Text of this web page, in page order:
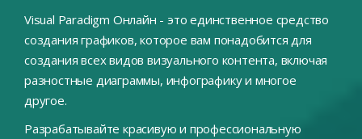
Visual Paradigm Онлайн - это единственное средство
создания графиков, которое вам понадобится для
создания всех видов визуального контента, включая
разностные диаграммы, инфографику и многое
другое.
Разрабатывайте красивую и профессиональную